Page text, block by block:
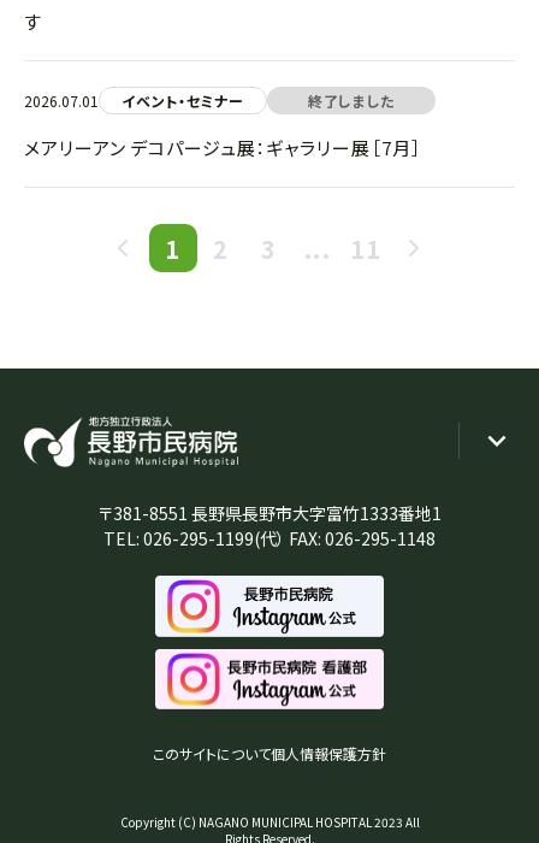
す
2026.07.01 イベント・セミナー 終了しました
メアリーアン デコパージュ展：ギャラリー展［7月］
1 2 3 ... 11
〒381-8551 長野県長野市大字富竹1333番地1
TEL: 026-295-1199(代） FAX: 026-295-1148
Copyright (C) NAGANO MUNICIPAL HOSPITAL 2023 All
Rights Reserved.
このサイトについて個人情報保護方針